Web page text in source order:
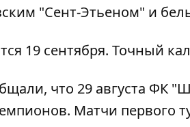
"Сент-Этьеном" и
19 сентября. Точный
что 29 августа ФК
. Матчи первого